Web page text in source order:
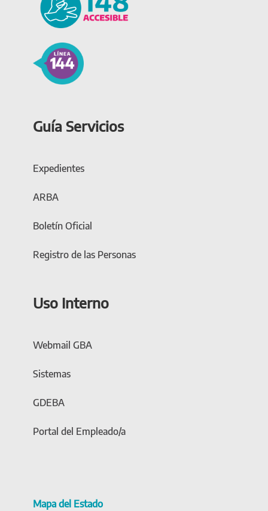
Guía Servicios
Expedientes
ARBA
Boletín Oficial
Registro de las Personas
Uso Interno
Webmail GBA
Sistemas
GDEBA
Portal del Empleado/a
Mapa del Estado